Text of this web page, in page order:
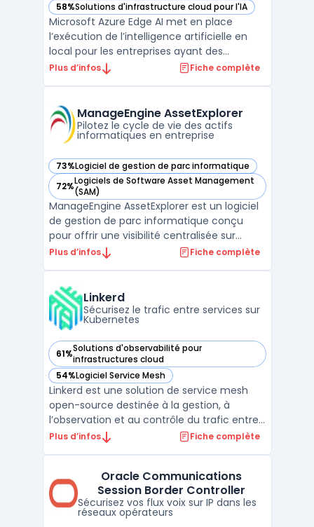
58%Solutions d'infrastructure cloud pour l'IA
— voir Microsoft Azure Edge AI dans cette catégorie
Microsoft Azure Edge AI met en place
l’exécution de l’intelligence artificielle en
local pour les entreprises ayant des
impératifs de traitement rapide de flux de
physique géré exclusivement depuis le
cloud, destiné à exécu ...
Plus d’infos Fiche complète
ManageEngine AssetExplorer
Pilotez le cycle de vie des actifs
informatiques en entreprise
73%Logiciel de gestion de parc informatique
— voir ManageEngine AssetExplorer dans cette catégorie
72%Logiciels de Software Asset Management
(SAM)
— voir ManageEngine AssetExplorer dans cette catégorie
ManageEngine AssetExplorer est un logiciel
de gestion de parc informatique conçu
pour offrir une visibilité centralisée sur
l’ensemble des actifs informatiques et non
besoin concerne les équipes en charge du
suivi pré ...
Plus d’infos Fiche complète
Linkerd
Sécurisez le trafic entre services sur
Kubernetes
61%Solutions d'observabilité pour
infrastructures cloud
— voir Linkerd dans cette catégorie
54%Logiciel Service Mesh
— voir Linkerd dans cette catégorie
Linkerd est une solution de service mesh
open-source destinée à la gestion, à
l’observation et au contrôle du trafic entre
microservices sur Kubernetes. Les
visibilité, de sécurité et de gestion du
réseau. Linkerd cible l ...
Plus d’infos Fiche complète
Oracle Communications
Session Border Controller
Sécurisez vos flux voix sur IP dans les
réseaux opérateurs